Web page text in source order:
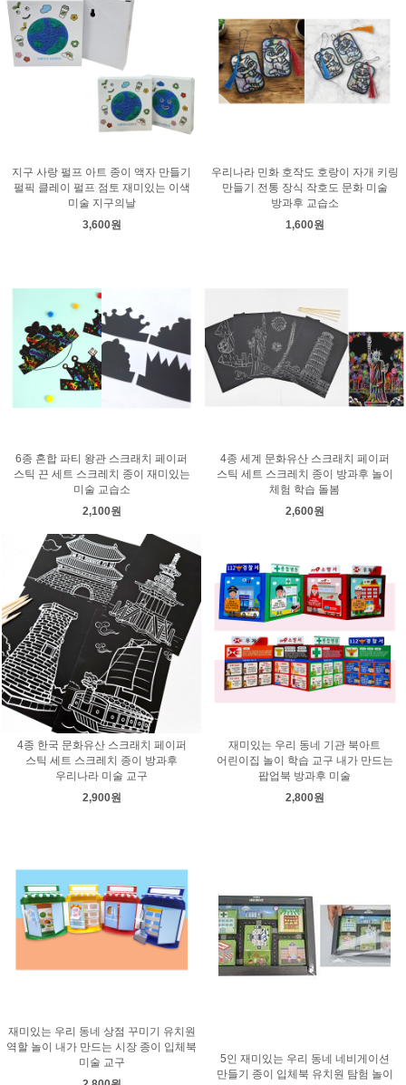
지구 사랑 펄프 아트 종이 액자 만들기
펄픽 클레이 펄프 점토 재미있는 이색
미술 지구의날
3,600원
우리나라 민화 호작도 호랑이 자개 키링
만들기 전통 장식 작호도 문화 미술
방과후 교습소
1,600원
6종 혼합 파티 왕관 스크래치 페이퍼
스틱 끈 세트 스크레치 종이 재미있는
미술 교습소
2,100원
4종 세계 문화유산 스크래치 페이퍼
스틱 세트 스크레치 종이 방과후 놀이
체험 학습 돌봄
2,600원
4종 한국 문화유산 스크래치 페이퍼
스틱 세트 스크레치 종이 방과후
우리나라 미술 교구
2,900원
재미있는 우리 동네 기관 북아트
어린이집 놀이 학습 교구 내가 만드는
팝업북 방과후 미술
2,800원
재미있는 우리 동네 상점 꾸미기 유치원
역할 놀이 내가 만드는 시장 종이 입체북
미술 교구
5인 재미있는 우리 동네 네비게이션
만들기 종이 입체북 유치원 탐험 놀이